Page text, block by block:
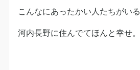
こんなにあったかい人たちがいる
河内長野に住んでてほんと幸せ。